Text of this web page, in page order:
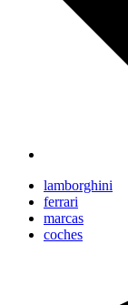
lamborghini
ferrari
marcas
coches